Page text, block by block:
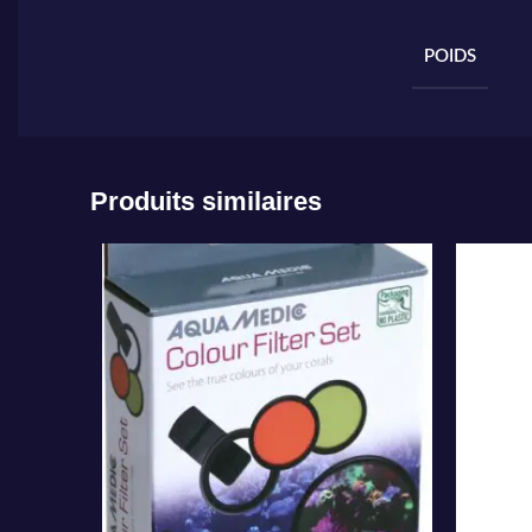
POIDS
Produits similaires